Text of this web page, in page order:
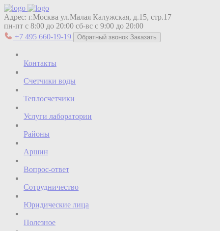
Адрес: г.Москва ул.Малая Калужская, д.15, стр.17
пн-пт с 8:00 до 20:00 сб-вс с 9:00 до 20:00
+7 495 660-19-19
Обратный звонок Заказать
Контакты
Счетчики воды
Теплосчетчики
Услуги лаборатории
Районы
Аршин
Вопрос-ответ
Сотрудничество
Юридические лица
Полезное